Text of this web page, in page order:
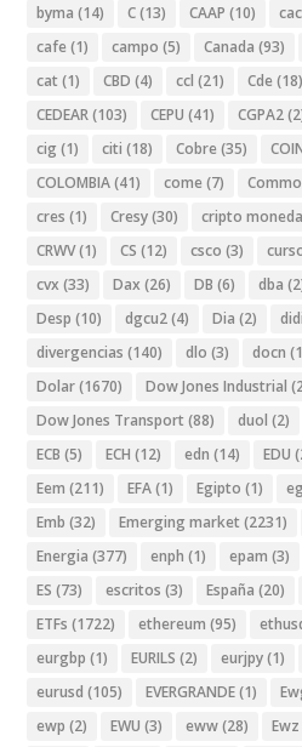
byma (14) C(13) CAAP (10)
cafe (1) campo (5) Canada (93)
cat (1) CBD (4) ccl (21) Cde (18)
CEDEAR(103) CEPU (41) CGPA2
cig (1) citi (18) Cobre (35)
COLOMBIA(41) come (7)
cres (1) Cresy(30) cripto moneda
CRWV(1) CS (12) csco (3)
cvx (33) Dax (26) DB (6) dba
Desp (10) dgcu2(4) Dia (2) didi
divergencias (140) dlo (3) docn
Dolar(1670) Dow Jones Industrial
Dow Jones Transport (88) duol (2)
ECB (5) ECH (12) edn (14) EDU
Eem (211) EFA(1) Egipto (1)
Emb (32) Emerging market (2231)
Energia (377) enph (1) epam (3)
ES (73) escritos (3) España (20)
ETFs (1722) ethereum (95)
eurgbp (1) EURILS (2) eurjpy(1)
eurusd (105) EVERGRANDE(1)
ewp (2) EWU (3) eww(28) Ewz